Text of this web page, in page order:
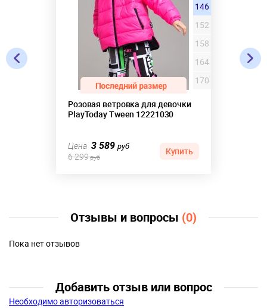
Розовая ветровка для девочки
PlayToday Tween 12221030
146
152
158
164
170
Цена 3 589 руб
6 299руб
Купить
Отзывы и вопросы (0)
Пока нет отзывов
Добавить отзыв или вопрос
Необходимо авторизоваться